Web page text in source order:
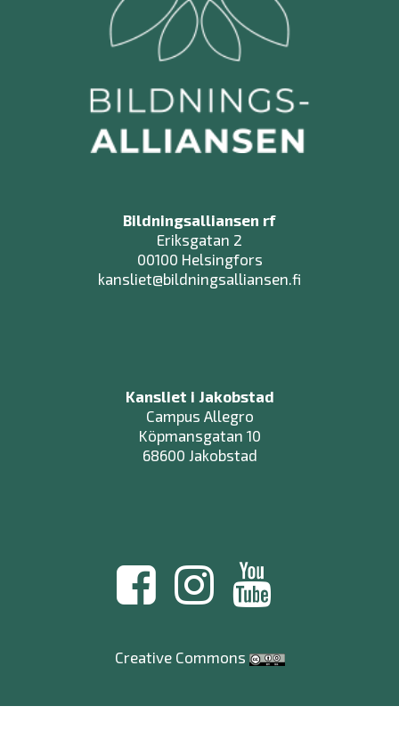
Bildningsalliansen rf
Eriksgatan 2
00100 Helsingfors
kansliet@bildningsalliansen.fi
Kansliet i Jakobstad
Campus Allegro
Köpmansgatan 10
68600 Jakobstad
Creative Commons